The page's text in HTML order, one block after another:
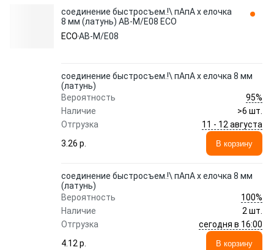
соединение быстросъем.!\ пАпА х елочка
8 мм (латунь) AB-M/E08 ECO
ECOAB-M/E08
соединение быстросъем.!\ пАпА х елочка 8 мм
(латунь)
Вероятность
95%
Наличие
>6 шт.
Отгрузка
11 - 12 августа
3.26 p.
В корзину
соединение быстросъем.!\ пАпА х елочка 8 мм
(латунь)
Вероятность
100%
Наличие
2 шт.
Отгрузка
сегодня в 16:00
4.12 p.
В корзину